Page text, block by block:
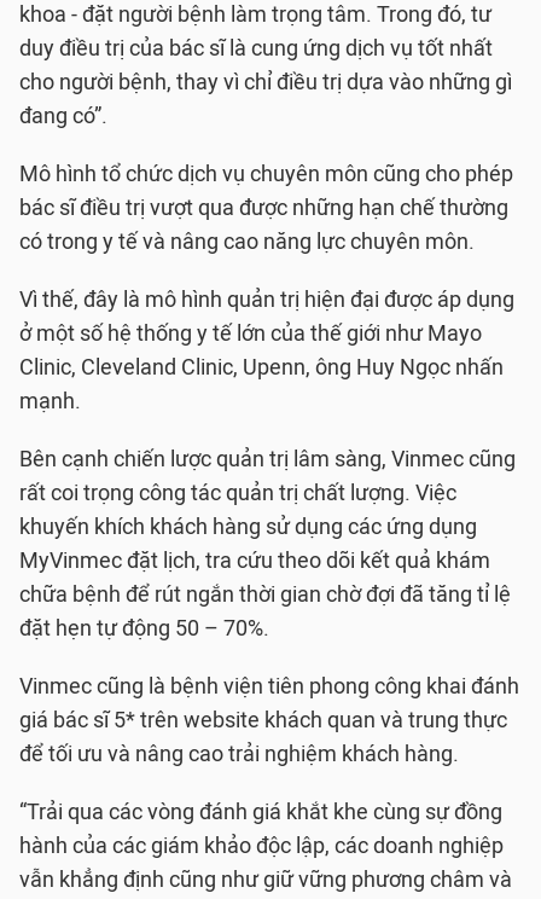
khoa - đặt người bệnh làm trọng tâm. Trong đó, tư
duy điều trị của bác sĩ là cung ứng dịch vụ tốt nhất
cho người bệnh, thay vì chỉ điều trị dựa vào những gì
đang có”.
Mô hình tổ chức dịch vụ chuyên môn cũng cho phép
bác sĩ điều trị vượt qua được những hạn chế thường
có trong y tế và nâng cao năng lực chuyên môn.
Vì thế, đây là mô hình quản trị hiện đại được áp dụng
ở một số hệ thống y tế lớn của thế giới như Mayo
Clinic, Cleveland Clinic, Upenn, ông Huy Ngọc nhấn
mạnh.
Bên cạnh chiến lược quản trị lâm sàng, Vinmec cũng
rất coi trọng công tác quản trị chất lượng. Việc
khuyến khích khách hàng sử dụng các ứng dụng
MyVinmec đặt lịch, tra cứu theo dõi kết quả khám
chữa bệnh để rút ngắn thời gian chờ đợi đã tăng tỉ lệ
đặt hẹn tự động 50 – 70%.
Vinmec cũng là bệnh viện tiên phong công khai đánh
giá bác sĩ 5* trên website khách quan và trung thực
để tối ưu và nâng cao trải nghiệm khách hàng.
“Trải qua các vòng đánh giá khắt khe cùng sự đồng
hành của các giám khảo độc lập, các doanh nghiệp
vẫn khẳng định cũng như giữ vững phương châm và